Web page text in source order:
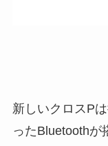
新しいクロスP
ったBluetoothが